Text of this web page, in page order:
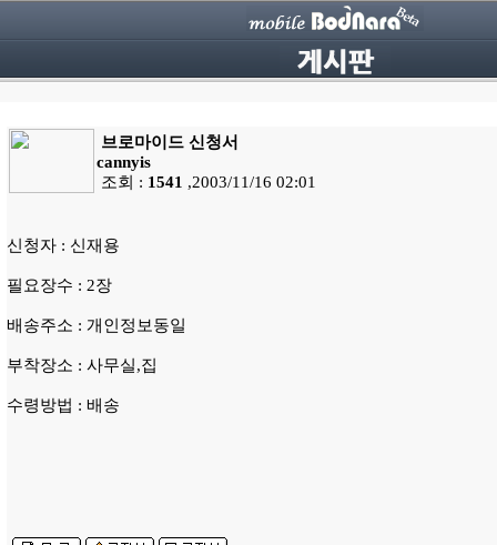
브로마이드 신청서
cannyis
조회 : 1541 ,2003/11/16 02:01
신청자 : 신재용
필요장수 : 2장
배송주소 : 개인정보동일
부착장소 : 사무실,집
수령방법 : 배송